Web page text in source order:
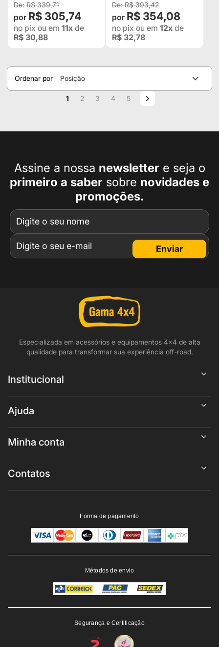
R$ 339,71
R$ 305,74
no pix ou em 11x de
R$ 30,88
R$ 393,42
R$ 354,08
no pix ou em 12x de
R$ 32,78
Ordenar por
Posição
Página
Você esta lendo a pagina
1 Página
2 Página
3 Página
4 Página
5 Página
Próximo
Assine a nossa newslettere seja o
primeiro a saber sobre novidades e
promoções.
Enviar
Especializada em acessórios e equipamentos 4x4 de alta
qualidade para transformar sua experiência off-road.
Institucional
Ajuda
Minha conta
Contatos
Forma de pagamento
Métodos de envio
Segurança e Certificação